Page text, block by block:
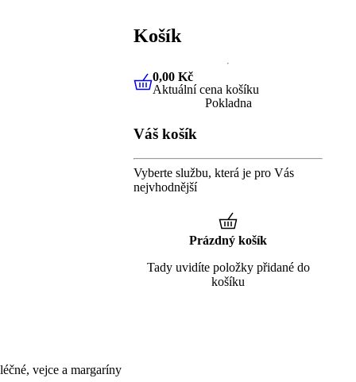
vejce a margaríny
Košík
0,00 KčAktuální cena košíku
0,00 Kč
Aktuální cena košíku
Pokladna
Váš košík
Vyberte službu, která je pro Vás
nejvhodnější
Prázdný košík
Tady uvidíte položky přidané do
košíku